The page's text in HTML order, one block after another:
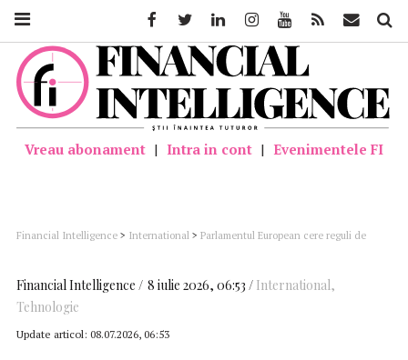
Vreau abonament | Intra in cont | Evenimentele FI
Financial Intelligence > International > Parlamentul European cere reguli de
Financial Intelligence 8 iulie 2026, 06:53 International,
Tehnologie
Update articol: 08.07.2026, 06:53
FacebookTwitter LinkedinInstagramYoutube Feed Mail